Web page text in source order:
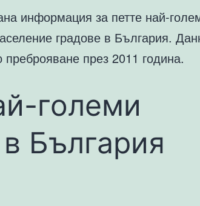
информация за петте най-
градове в България.
през 2011 година.
големи
България